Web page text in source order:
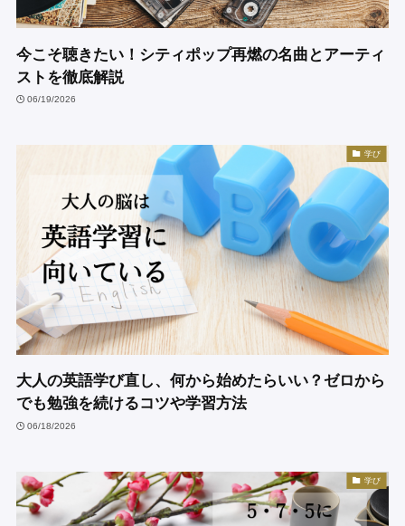
今こそ聴きたい！シティポップ再燃の名曲とアーティ
ストを徹底解説
06/19/2026
学び
大人の英語学び直し、何から始めたらいい？ゼロから
でも勉強を続けるコツや学習方法
06/18/2026
学び